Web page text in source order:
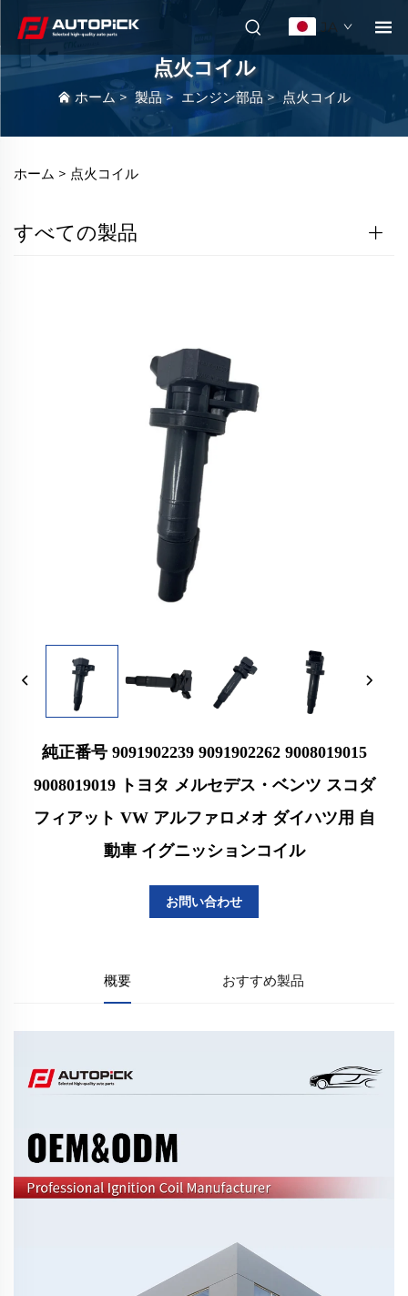
JA
点火コイル
ホーム > 製品> エンジン部品> 点火コイル
ホーム > 点火コイル
すべての製品
純正番号 9091902239 9091902262 9008019015
9008019019 トヨタ メルセデス・ベンツ スコダ
フィアット VW アルファロメオ ダイハツ用 自
動車 イグニッションコイル
お問い合わせ
概要 おすすめ製品